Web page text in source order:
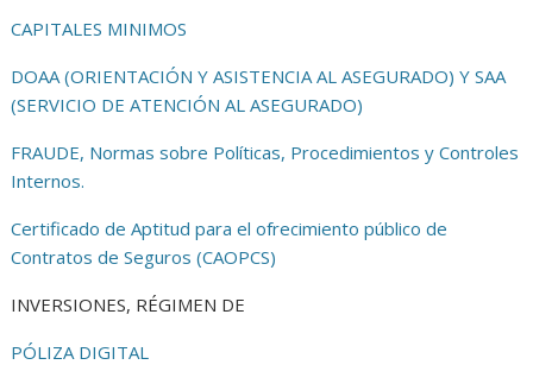
CAPITALES MINIMOS
DOAA (ORIENTACIÓN Y ASISTENCIA AL ASEGURADO) Y SAA
(SERVICIO DE ATENCIÓN AL ASEGURADO)
FRAUDE, Normas sobre Políticas, Procedimientos y Controles
Internos.
Certificado de Aptitud para el ofrecimiento público de
Contratos de Seguros (CAOPCS)
INVERSIONES, RÉGIMEN DE
PÓLIZA DIGITAL